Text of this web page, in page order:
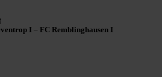
I – FC Remblinghausen I